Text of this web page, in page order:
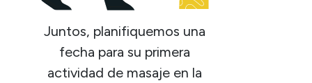
Juntos, planifiquemos una
fecha para su primera
actividad de masaje en la